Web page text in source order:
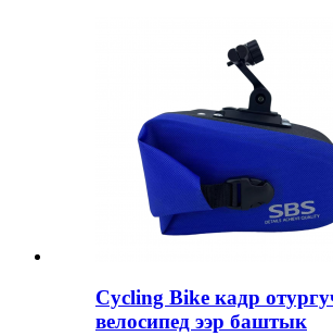
Cycling Bike кадр
велосипед ээр баштык